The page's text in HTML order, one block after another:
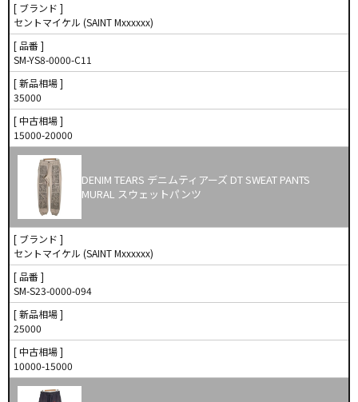
[ ブランド ]
セントマイケル (SAINT Mxxxxxx)
[ 品番 ]
SM-YS8-0000-C11
[ 新品相場 ]
35000
[ 中古相場 ]
15000-20000
DENIM TEARS デニムティアーズ DT SWEAT PANTS
MURAL スウェットパンツ
[ ブランド ]
セントマイケル (SAINT Mxxxxxx)
[ 品番 ]
SM-S23-0000-094
[ 新品相場 ]
25000
[ 中古相場 ]
10000-15000